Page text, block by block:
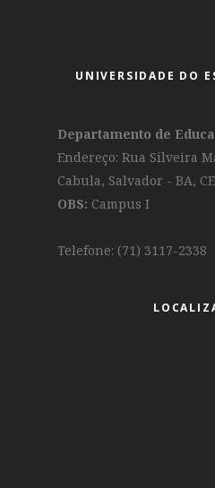
UNIVERSIDADE DO
Departamento de
Endereço: Rua Silveira
Cabula, Salvador - BA,
OBS: Campus I
Telefone: (71) 3117-2338